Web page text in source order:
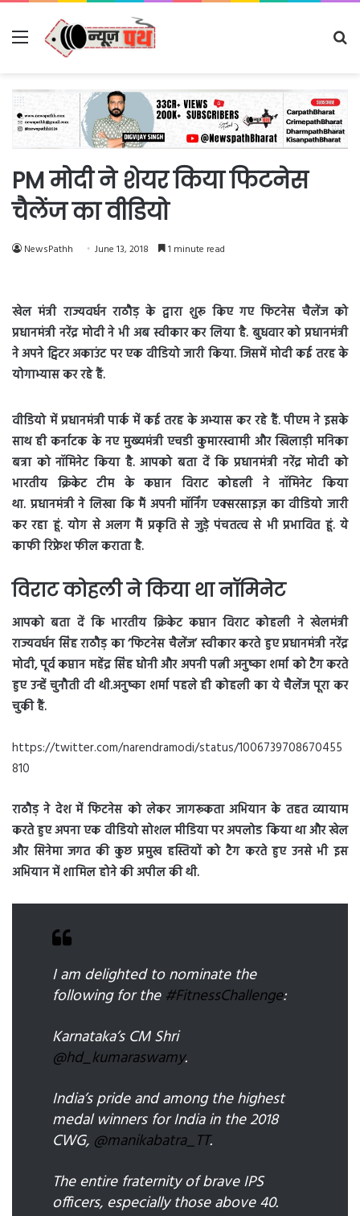
Menu
PM मोदी ने शेयर किया फिटनेस
चैलेंज का वीडियो
NewsPathh June 13, 2018 1 minute read
खेल मंत्री राज्यवर्धन राठौड़ के द्वारा शुरू किए गए फिटनेस चैलेंज को
प्रधानमंत्री नरेंद्र मोदी ने भी अब स्वीकार कर लिया है. बुधवार को प्रधानमंत्री
ने अपने ट्विटर अकाउंट पर एक वीडियो जारी किया. जिसमें मोदी कई तरह के
योगाभ्यास कर रहे हैं.
वीडियो में प्रधानमंत्री पार्क में कई तरह के अभ्यास कर रहे हैं. पीएम ने इसके
साथ ही कर्नाटक के नए मुख्यमंत्री एचडी कुमारस्वामी और खिलाड़ी मनिका
बत्रा को नॉमिनेट किया है. आपको बता दें कि प्रधानमंत्री नरेंद्र मोदी को
भारतीय क्रिकेट टीम के कप्तान विराट कोहली ने नॉमिनेट किया
था. प्रधानमंत्री ने लिखा कि मैं अपनी मॉर्निंग एक्सरसाइज़ का वीडियो जारी
कर रहा हूं. योग से अलग मैं प्रकृति से जुड़े पंचतत्व से भी प्रभावित हूं. ये
काफी रिफ्रेश फील कराता है.
विराट कोहली ने किया था नॉमिनेट
आपको बता दें कि भारतीय क्रिकेट कप्तान विराट कोहली ने खेलमंत्री
राज्यवर्धन सिंह राठौड़ का ‘फिटनेस चैलेंज’ स्वीकार करते हुए प्रधानमंत्री नरेंद्र
मोदी, पूर्व कप्तान महेंद्र सिंह धोनी और अपनी पत्नी अनुष्का शर्मा को टैग करते
हुए उन्हें चुनौती दी थी.अनुष्का शर्मा पहले ही कोहली का ये चैलेंज पूरा कर
चुकी हैं.
https://twitter.com/narendramodi/status/1006739708670455
810
राठौड़ ने देश में फिटनेस को लेकर जागरूकता अभियान के तहत व्यायाम
करते हुए अपना एक वीडियो सोशल मीडिया पर अपलोड किया था और खेल
और सिनेमा जगत की कुछ प्रमुख हस्तियों को टैग करते हुए उनसे भी इस
अभियान में शामिल होने की अपील की थी.
I am delighted to nominate the
following for the #FitnessChallenge:
Karnataka’s CM Shri
@hd_kumaraswamy.
India’s pride and among the highest
medal winners for India in the 2018
CWG, @manikabatra_TT.
The entire fraternity of brave IPS
officers, especially those above 40.